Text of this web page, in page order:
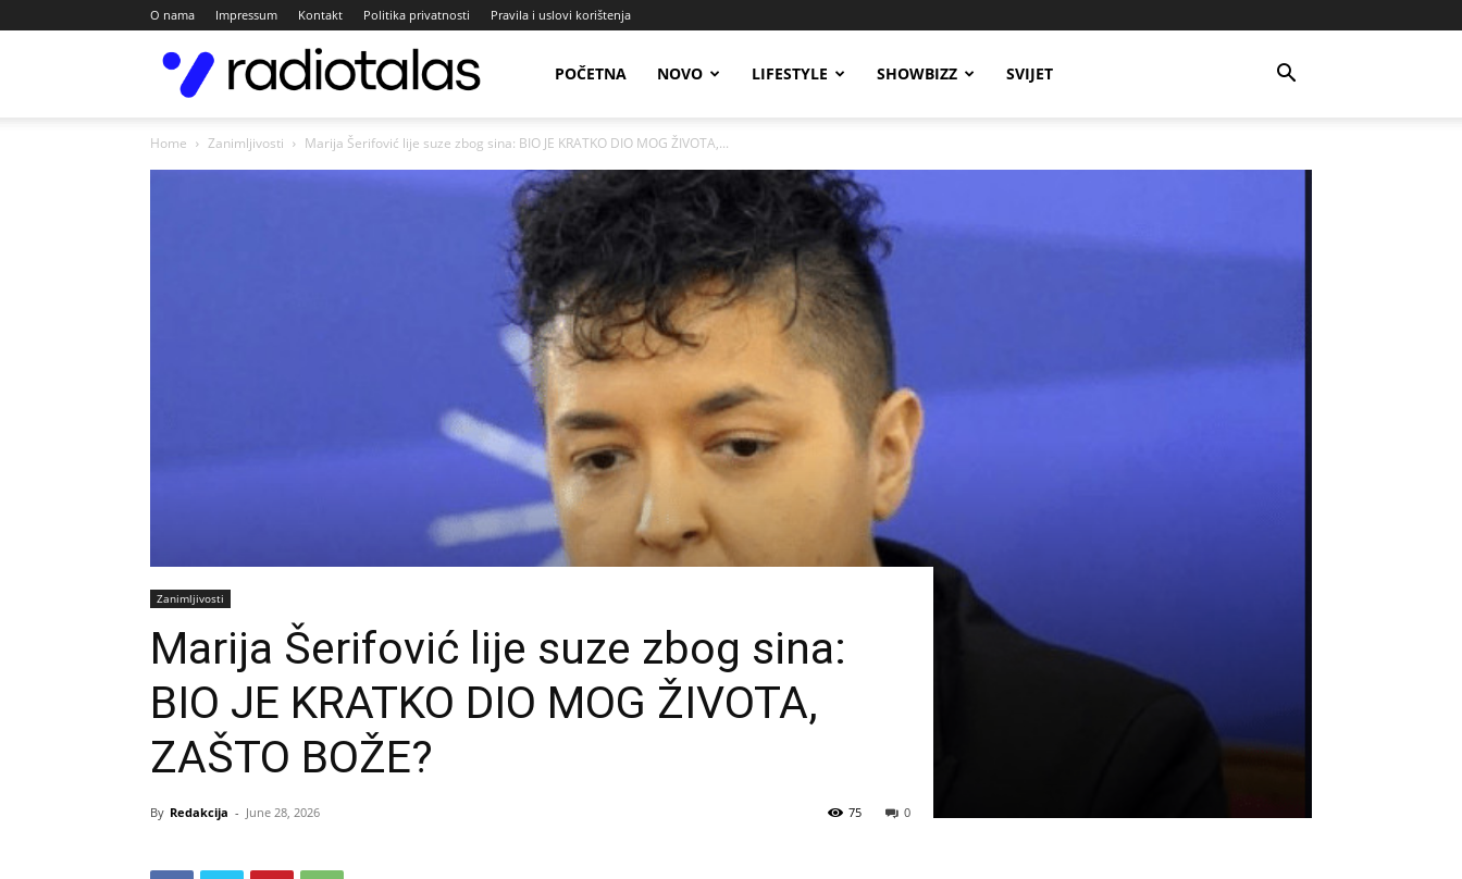
O nama Impressum Kontakt Politika privatnosti Pravila i uslovi korištenja
POČETNA NOVO LIFESTYLE SHOWBIZZ SVIJET
Home Zanimljivosti Marija Šerifović lije suze zbog sina: BIO JE KRATKO DIO MOG ŽIVOTA,...
Zanimljivosti
Marija Šerifović lije suze zbog sina:
BIO JE KRATKO DIO MOG ŽIVOTA,
ZAŠTO BOŽE?
By Redakcija - June 28, 2026 0
75